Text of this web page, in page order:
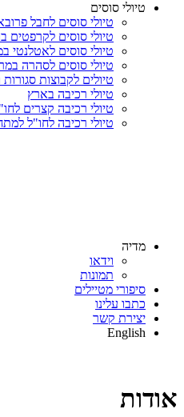
טיולי סוסים
טיולי סוסים לחבל
טיולי סוסים לקרפטים
טיולי סוסים לאטלנטי
טיולי סוסים לסהרה
טיולים לקבוצות
טיולי רכיבה בארץ
טיולי רכיבה קצרים
טיולי רכיבה לחו"ל
מדיה
וידאו
תמונות
סיפורי מטיילים
כתבו עלינו
יצירת קשר
English
אודות